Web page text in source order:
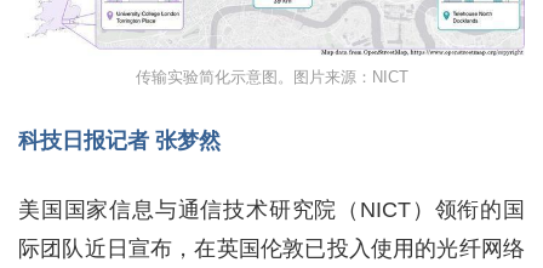
传输实验简化示意图。图片来源：NICT
科技日报记者 张梦然
美国国家信息与通信技术研究院（NICT）领衔的国
际团队近日宣布，在英国伦敦已投入使用的光纤网络